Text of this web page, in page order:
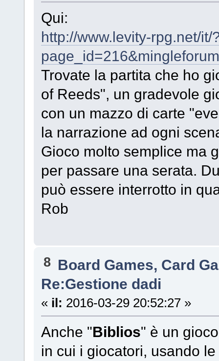
Qui:
http://www.levity-rpg.net/it/
Trovate la partita che ho
of Reeds", un gradevole
con un mazzo di carte
la narrazione ad ogni
Gioco molto semplice ma
per passare una serata.
può essere interrotto in
Rob
8 Board Games, Card
Re:Gestione dadi
« il: 2016-03-29 20:52:27 »
Anche "Biblios" è un
in cui i giocatori, usando